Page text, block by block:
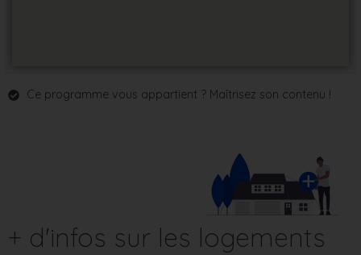
Ce programme vous appartient ? Maîtrisez son contenu !
+ d'infos sur les logements